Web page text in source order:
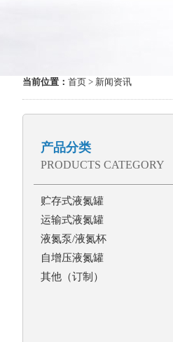
当前位置： 首页 > 新闻资讯
产品分类
PRODUCTS CATEGORY
贮存式液氮罐
运输式液氮罐
液氮泵/液氮杯
自增压液氮罐
其他（订制）